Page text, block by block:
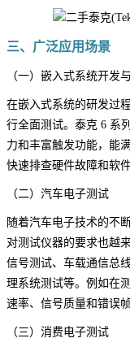
三、广泛应用场景
（一）嵌入式系统开发
在嵌入式系统的研发过
行全面测试。泰克 6 系
力和丰富触发功能，能
快速排查硬件故障和软
（二）汽车电子测试
随着汽车电子技术的不
对测试仪器的要求也越
信号测试、车载通信总
理系统测试等。例如在
速率、信号质量和错误
（三）消费电子测试